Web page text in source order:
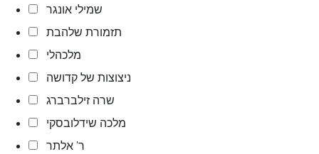
שמילי אונגר
תזמורת שלהבת
מלכהלי
ניצוצות של קדושה
שרה זילברברג
מלכה שידלובסקי
ר' אלתר